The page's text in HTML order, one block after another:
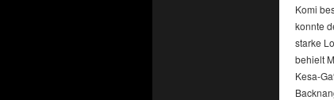
Komi
konnte
starke
behielt
Kesa-